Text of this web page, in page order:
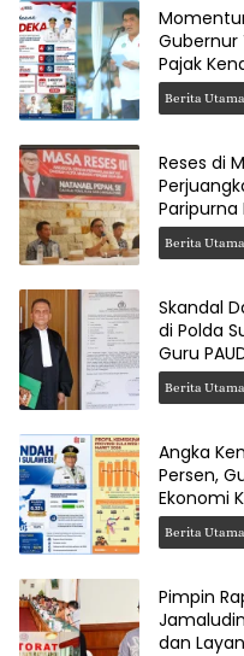
Gubernur
Pajak
Berita Utama
Reses di
Paripurna
Berita Utama
Skandal
di Polda
Guru
Berita Utama
Angka
Persen,
Ekonomi
Berita Utama
Pimpin
dan